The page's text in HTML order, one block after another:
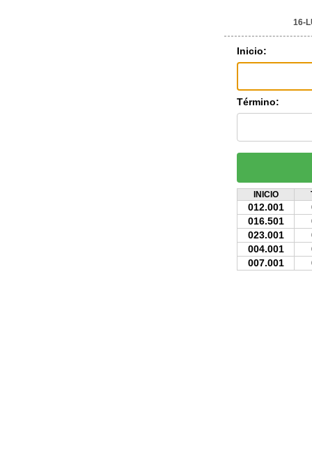
16-
Inicio:
Término:
INICIO
012.001
016.501
023.001
004.001
007.001